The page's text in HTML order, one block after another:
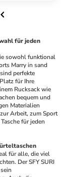
für jeden
sowohl funktional
Marry in sand
perfekte
für Ihre
Rucksack wie
bequem und
Materialien
Arbeit, zum Sport
für jeden
für alle, die viel
Der SFY SURI